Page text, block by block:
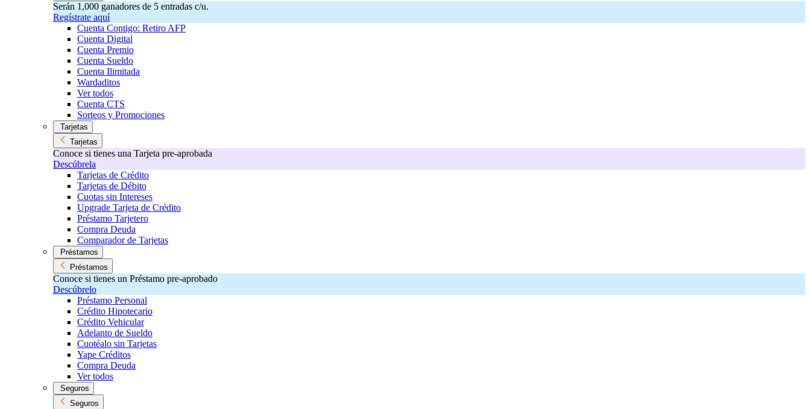
Serán 1,000 ganadores de 5 entradas c/u.
Regístrate aquí
Cuenta Contigo: Retiro AFP
Cuenta Digital
Cuenta Premio
Cuenta Sueldo
Cuenta Ilimitada
Wardaditos
Ver todos
Cuenta CTS
Sorteos y Promociones
Tarjetas
Tarjetas
Conoce si tienes una Tarjeta pre-aprobada
Descúbrela
Tarjetas de Crédito
Tarjetas de Débito
Cuotas sin Intereses
Upgrade Tarjeta de Crédito
Préstamo Tarjetero
Compra Deuda
Comparador de Tarjetas
Préstamos
Préstamos
Conoce si tienes un Préstamo pre-aprobado
Descúbrelo
Préstamo Personal
Crédito Hipotecario
Crédito Vehicular
Adelanto de Sueldo
Cuotéalo sin Tarjetas
Yape Créditos
Compra Deuda
Ver todos
Seguros
Seguros